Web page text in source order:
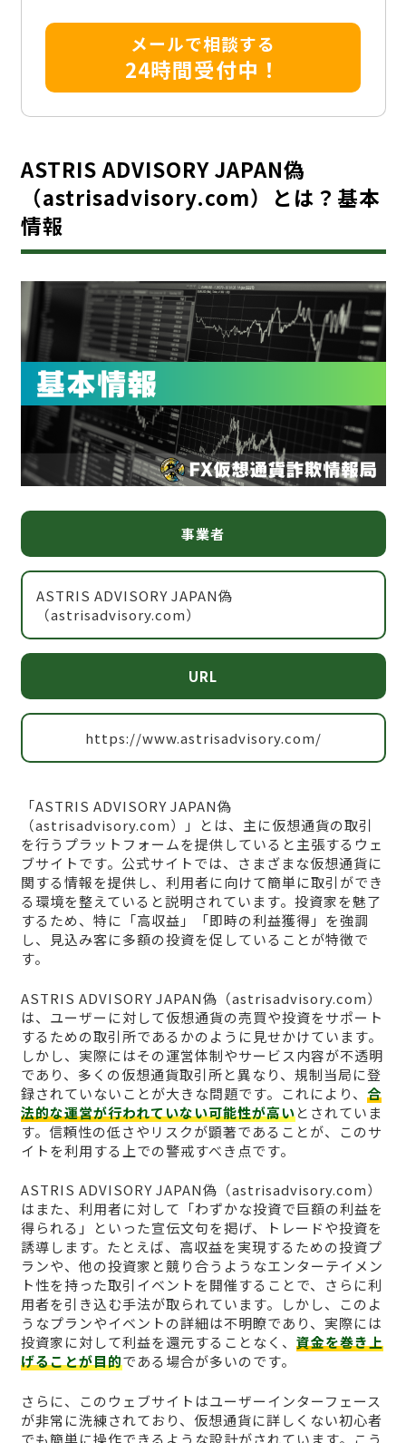
メールで相談する
24時間受付中！
ASTRIS ADVISORY JAPAN偽
（astrisadvisory.com）とは？基本
情報
事業者
ASTRIS ADVISORY JAPAN偽
（astrisadvisory.com）
URL
https://www.astrisadvisory.com/
「ASTRIS ADVISORY JAPAN偽
（astrisadvisory.com）」とは、主に仮想通貨の取引
を行うプラットフォームを提供していると主張するウェ
ブサイトです。公式サイトでは、さまざまな仮想通貨に
関する情報を提供し、利用者に向けて簡単に取引ができ
る環境を整えていると説明されています。投資家を魅了
するため、特に「高収益」「即時の利益獲得」を強調
し、見込み客に多額の投資を促していることが特徴で
す。
ASTRIS ADVISORY JAPAN偽（astrisadvisory.com）
は、ユーザーに対して仮想通貨の売買や投資をサポート
するための取引所であるかのように見せかけています。
しかし、実際にはその運営体制やサービス内容が不透明
であり、多くの仮想通貨取引所と異なり、規制当局に登
録されていないことが大きな問題です。これにより、 合
法的な運営が行われていない可能性が高いとされていま
す。信頼性の低さやリスクが顕著であることが、このサ
イトを利用する上での警戒すべき点です。
ASTRIS ADVISORY JAPAN偽（astrisadvisory.com）
はまた、利用者に対して「わずかな投資で巨額の利益を
得られる」といった宣伝文句を掲げ、トレードや投資を
誘導します。たとえば、高収益を実現するための投資プ
ランや、他の投資家と競り合うようなエンターテイメン
ト性を持った取引イベントを開催することで、さらに利
用者を引き込む手法が取られています。しかし、このよ
うなプランやイベントの詳細は不明瞭であり、実際には
投資家に対して利益を還元することなく、 資金を巻き上
げることが目的である場合が多いのです。
さらに、このウェブサイトはユーザーインターフェース
が非常に洗練されており、仮想通貨に詳しくない初心者
でも簡単に操作できるような設計がされています。こう